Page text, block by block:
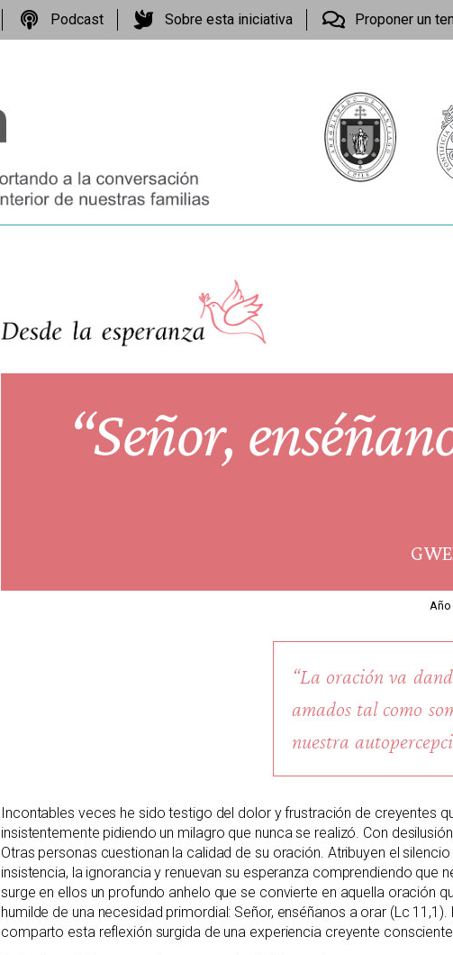
Podcast Sobre esta iniciativa Proponer un
“Señor,
Año
“La oración va
amados tal como
nuestra
Incontables veces he sido testigo del dolor y frustración de creyentes
insistentemente pidiendo un milagro que nunca se realizó. Con
Otras personas cuestionan la calidad de su oración. Atribuyen el
insistencia, la ignorancia y renuevan su esperanza comprendiendo que
surge en ellos un profundo anhelo que se convierte en aquella oración
humilde de una necesidad primordial: Señor, enséñanos a orar (Lc
comparto esta reflexión surgida de una experiencia creyente